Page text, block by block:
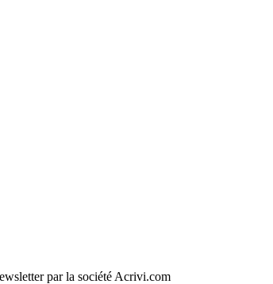
par la société Acrivi.com